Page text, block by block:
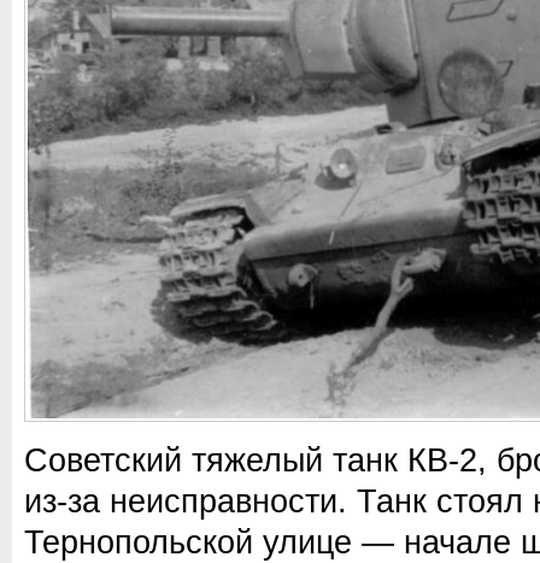
Советский тяжелый танк КВ-2,
из-за неисправности. Танк
Тернопольской улице — начале